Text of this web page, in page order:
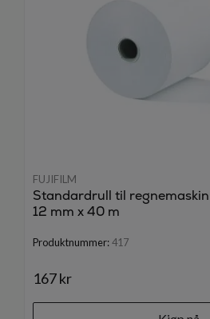
FUJIFILM
Standardrull til
12 mm x 40 m
Produktnummer:417
167 kr